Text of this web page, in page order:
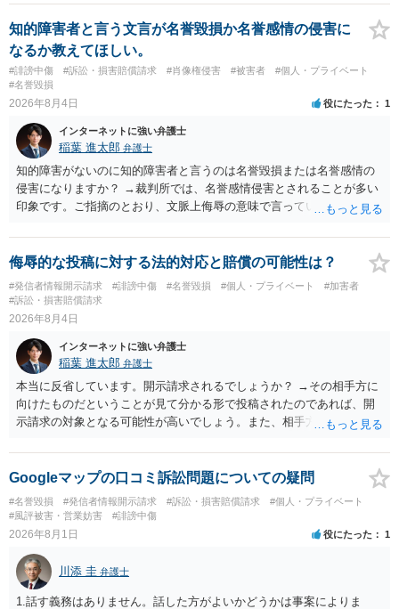
に個別に相談されると良いでしょう。
知的障害者と言う文言が名誉毀損か名誉感情の侵害に
なるか教えてほしい。
#誹謗中傷 #訴訟・損害賠償請求 #肖像権侵害 #被害者
#個人・プライベート
#名誉毀損
2026年8月4日 役にたった 1
インターネットに強い弁護士
稲葉 進太郎 弁護士
知的障害がないのに知的障害者と言うのは名誉毀損または名誉感情の
侵害になりますか？ →裁判所では、名誉感情侵害とされることが多い
印象です。ご指摘のとおり、文脈上侮辱の意味で言っている点も加味
侮辱的な投稿に対する法的対応と賠償の可能性は？
#発信者情報開示請求 #誹謗中傷 #名誉毀損 #個人・プライベート
#加害者
#訴訟・損害賠償請求
2026年8月4日
インターネットに強い弁護士
稲葉 進太郎 弁護士
本当に反省しています。開示請求されるでしょうか？ →その相手方に
向けたものだということが見て分かる形で投稿されたのであれば、開
示請求の対象となる可能性が高いでしょう。また、相手方の投稿した
と存じます。発信者情報開示請求が進むと、投稿に使った回線の契約
者のところに、意見照会がなされます。アカウント情報開示の場合
は、アカウントの登録メールに意見照会がなされます。 また、された
場合賠償金はいくらでしょうか。 →ケースバイケースであり、数万円
から１００万単位まで様々でしょう。裁判外であれば交渉して相手方
Googleマップの口コミ訴訟問題についての疑問
#名誉毀損 #発信者情報開示請求 #訴訟・損害賠償請求
#個人・プライベート
#風評被害・営業妨害
#誹謗中傷
2026年8月1日 役にたった 1
川添 圭 弁護士
1.話す義務はありません。話した方がよいかどうかは事案によりま